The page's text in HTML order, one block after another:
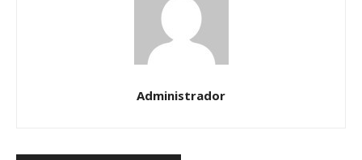
Administrador